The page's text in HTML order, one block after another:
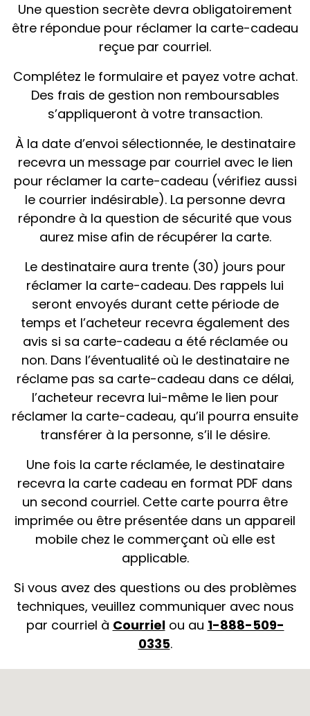
Une question secrète devra obligatoirement
être répondue pour réclamer la carte-cadeau
reçue par courriel.
Complétez le formulaire et payez votre achat.
Des frais de gestion non remboursables
s’appliqueront à votre transaction.
À la date d’envoi sélectionnée, le destinataire
recevra un message par courriel avec le lien
pour réclamer la carte-cadeau (vérifiez aussi
le courrier indésirable). La personne devra
répondre à la question de sécurité que vous
aurez mise afin de récupérer la carte.
Le destinataire aura trente (30) jours pour
réclamer la carte-cadeau. Des rappels lui
seront envoyés durant cette période de
temps et l’acheteur recevra également des
avis si sa carte-cadeau a été réclamée ou
non. Dans l’éventualité où le destinataire ne
réclame pas sa carte-cadeau dans ce délai,
l’acheteur recevra lui-même le lien pour
réclamer la carte-cadeau, qu’il pourra ensuite
transférer à la personne, s’il le désire.
Une fois la carte réclamée, le destinataire
recevra la carte cadeau en format PDF dans
un second courriel. Cette carte pourra être
imprimée ou être présentée dans un appareil
mobile chez le commerçant où elle est
applicable.
Si vous avez des questions ou des problèmes
techniques, veuillez communiquer avec nous
par courriel à Courrielou au 1-888-509-
0335.